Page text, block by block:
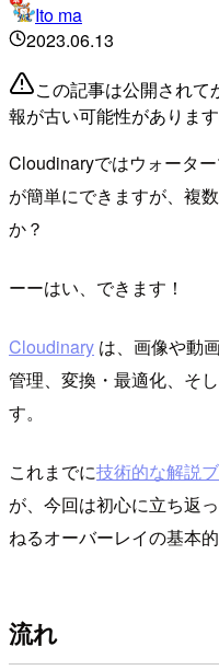
Ito ma
2023.06.13
この記事は公開され
報が古い可能性がありま
Cloudinaryではウォータ
が簡単にできますが、複
か？
ーーはい、できます！
Cloudinary は、画像や動
管理、変換・最適化、そ
す。
これまでに技術的な解説
が、今回は初心に立ち返
ねるオーバーレイの基本
流れ